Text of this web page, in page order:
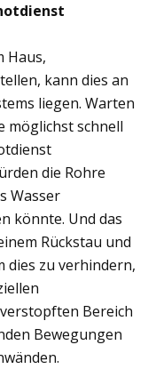
Haus,
kann dies an
liegen. Warten
möglichst schnell
die Rohre
Wasser
könnte. Und das
Rückstau und
dies zu verhindern,
Bereich
Bewegungen